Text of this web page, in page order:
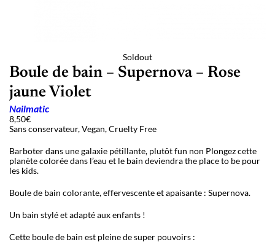
Soldout
Boule de bain – Supernova – Rose
jaune Violet
Nailmatic
8,50€
Sans conservateur, Vegan, Cruelty Free
Barboter dans une galaxie pétillante, plutôt fun non Plongez cette
planète colorée dans l’eau et le bain deviendra the place to be pour
les kids.
Boule de bain colorante, effervescente et apaisante : Supernova.
Un bain stylé et adapté aux enfants !
Cette boule de bain est pleine de super pouvoirs :